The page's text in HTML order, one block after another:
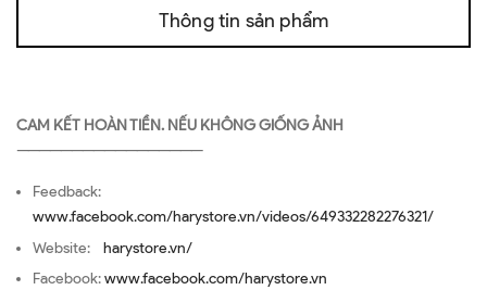
Thông tin sản phẩm
CAM KẾT HOÀN TIỀN. NẾU KHÔNG GIỐNG ẢNH
—————————————————
Feedback:
www.facebook.com/harystore.vn/videos/649332282276321/
Website: harystore.vn/
Facebook:www.facebook.com/harystore.vn